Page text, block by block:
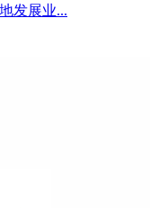
发展业...